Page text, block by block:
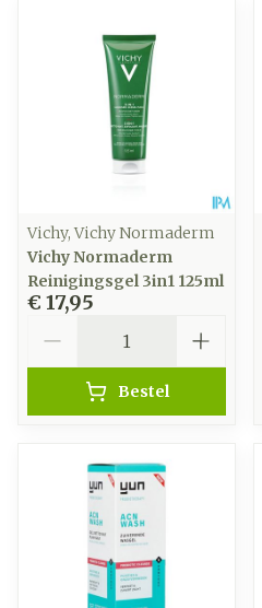
Vichy, Vichy Normaderm
Vichy Normaderm
Reinigingsgel 3in1 125ml
€ 17,95
Bestel